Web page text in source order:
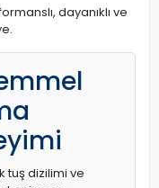
dayanıklı ve
tuş dizilimi ve